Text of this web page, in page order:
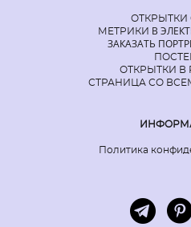
ОТКРЫТКИ
МЕТРИКИ В
ЗАКАЗАТЬ
ОТКРЫТКИ В
СТРАНИЦА СО
Политика